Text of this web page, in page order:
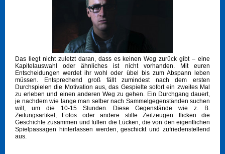
Das liegt nicht zuletzt daran, dass es keinen Weg zurück gibt – eine
Kapitelauswahl oder ähnliches ist nicht vorhanden. Mit euren
Entscheidungen werdet ihr wohl oder übel bis zum Abspann leben
müssen. Entsprechend groß fällt zumindest nach dem ersten
Durchspielen die Motivation aus, das Gespielte sofort ein zweites Mal
zu erleben und einen anderen Weg zu gehen. Ein Durchgang dauert,
je nachdem wie lange man selber nach Sammelgegenständen suchen
will, um die 10-15 Stunden. Diese Gegenstände wie z. B.
Zeitungsartikel, Fotos oder andere stille Zeitzeugen flicken die
Geschichte zusammen und füllen die Lücken, die von den eigentlichen
Spielpassagen hinterlassen werden, geschickt und zufriedenstellend
aus.